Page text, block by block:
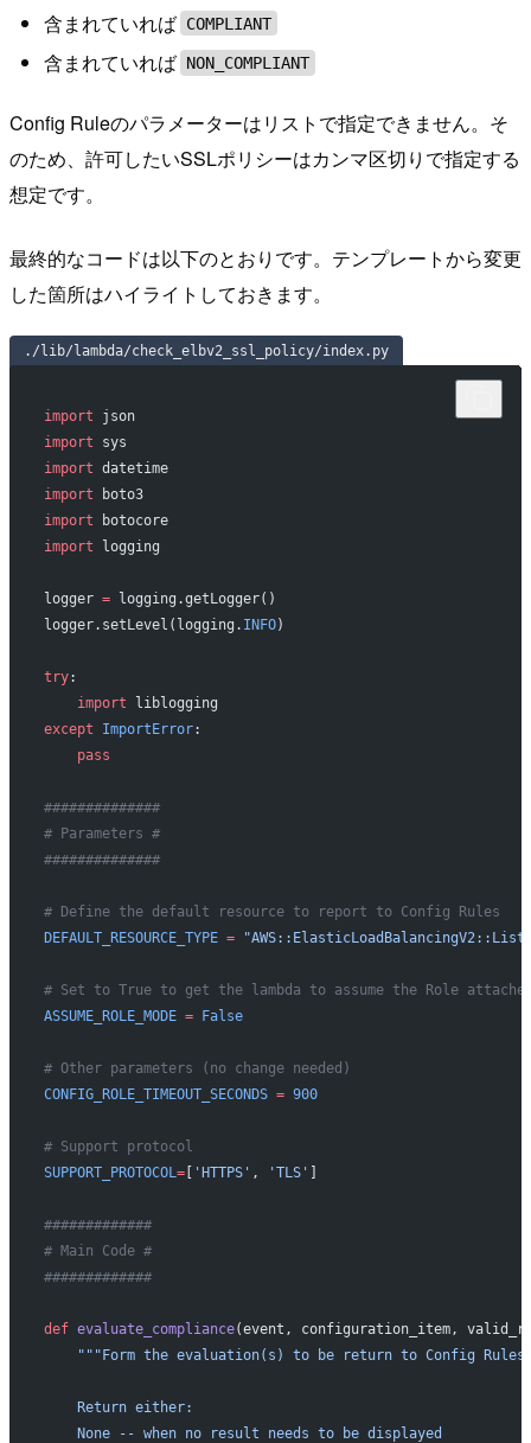
含まれていれば COMPLIANT
含まれていれば NON_COMPLIANT
Config Ruleのパラメーターはリストで指定できません。そ
のため、許可したいSSLポリシーはカンマ区切りで指定する
想定です。
最終的なコードは以下のとおりです。テンプレートから変更
した箇所はハイライトしておきます。
./lib/lambda/check_elbv2_ssl_policy/index.py
import json
import sys
import datetime
import boto3
import botocore
import logging
logger = logging.getLogger()
logger.setLevel(logging. INFO)
try:
    import
liblogging
except ImportError:
    pass
##############
# Parameters #
##############
# Define the default resource to report to Config Rules
DEFAULT_RESOURCE_TYPE =
# Set to True to get the lambda to assume the Role
ASSUME_ROLE_MODE = False
# Other parameters (no change needed)
CONFIG_ROLE_TIMEOUT_SECONDS = 900
# Support protocol
SUPPORT_PROTOCOL=[ 'HTTPS' , 'TLS'
#############
# Main Code #
#############
def evaluate_compliance(event, configuration_item,
    """Form the evaluation(s) to be return to Config Rules
    Return either:
    None -- when no result needs to be displayed